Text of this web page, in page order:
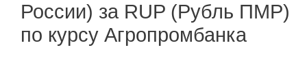
России) за RUP (Рубль ПМР)
по курсу Агропромбанка